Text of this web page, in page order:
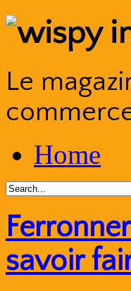
Le
to
contentHome
savoir